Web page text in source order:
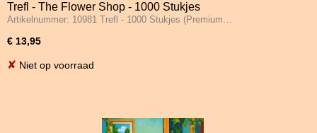
Trefl - The Flower Shop - 1000 Stukjes
Artikelnummer: 10981 Trefl - 1000 Stukjes (Premium…
€ 13,95
✘ Niet op voorraad